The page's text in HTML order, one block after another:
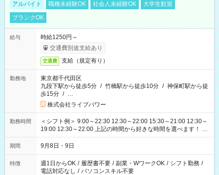
アルバイト 職種未経験OK 社会人未経験OK
大学生歓迎
ブランクOK
給与
時給1250円～
交通費別途支給あり
交通費 支給（規定有り）
勤務地
東京都千代田区
九段下駅から徒歩5分 / 竹橋駅から徒歩10分 / 神保町駅から徒
歩15分 / …
株式会社ライブパワー
勤務時間
＜シフト例＞ 9:00～22:30 12:30～22:00 15:30～21:00 12:30～
19:00 12:30～22:00 上記の時間から好きな時間を選べます！ ※
時間は変更となる可能性があります
期間 9月8日・9日
特徴 週1日からOK / 履歴書不要 / 副業・WワークOK / シフト勤務 /
電話対応なし / パソコンスキル不要